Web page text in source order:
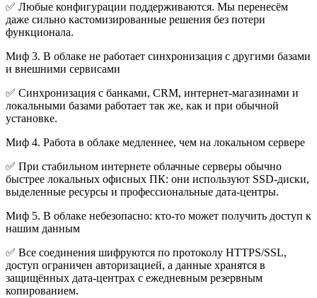
✅ Любые конфигурации поддерживаются. Мы перенесём
даже сильно кастомизированные решения без потери
функционала.
Миф 3. В облаке не работает синхронизация с другими базами
и внешними сервисами
✅ Синхронизация с банками, CRM, интернет-магазинами и
локальными базами работает так же, как и при обычной
установке.
Миф 4. Работа в облаке медленнее, чем на локальном сервере
✅ При стабильном интернете облачные серверы обычно
быстрее локальных офисных ПК: они используют SSD-диски,
выделенные ресурсы и профессиональные дата-центры.
Миф 5. В облаке небезопасно: кто-то может получить доступ к
нашим данным
✅ Все соединения шифруются по протоколу HTTPS/SSL,
доступ ограничен авторизацией, а данные хранятся в
защищённых дата-центрах с ежедневным резервным
копированием.